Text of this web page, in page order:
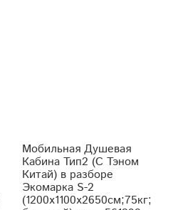
Мобильная Душевая
Кабина Тип2 (С Тэном
Китай) в разборе
Экомарка S-2
(1200x1100x2650см;75кг;